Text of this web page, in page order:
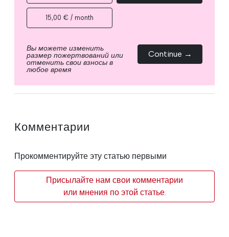
15,00 € / month
Вы можете изменить
размер пожертвований или
отменить свои взносы в
любое время
Continue →
Комментарии
Прокомментируйте эту статью первыми
Присылайте нам свои комментарии
или мнения по этой статье.